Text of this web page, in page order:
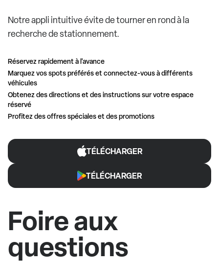
Notre appli intuitive évite de tourner en rond à la
recherche de stationnement.
Réservez rapidement à l'avance
Marquez vos spots préférés et connectez-vous à différents
véhicules
Obtenez des directions et des instructions sur votre espace
réservé
Profitez des offres spéciales et des promotions
TÉLÉCHARGER
TÉLÉCHARGER
Foire aux
questions